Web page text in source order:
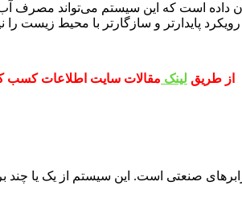
پایدارتر و سازگارتر با محیط زیست را
از طریق لینک مقالات سایت اطلاعات کسب